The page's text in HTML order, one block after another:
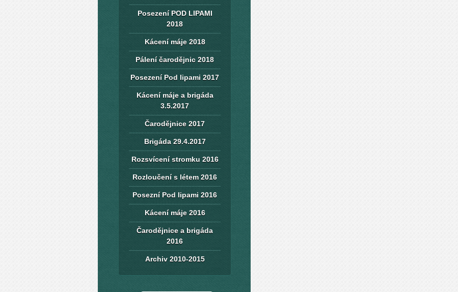
Posezení POD LIPAMI
2018
Kácení máje 2018
Pálení čarodějnic 2018
Posezení Pod lipami 2017
Kácení máje a brigáda
3.5.2017
Čarodějnice 2017
Brigáda 29.4.2017
Rozsvícení stromku 2016
Rozloučení s létem 2016
Posezní Pod lipami 2016
Kácení máje 2016
Čarodějnice a brigáda
2016
Archiv 2010-2015